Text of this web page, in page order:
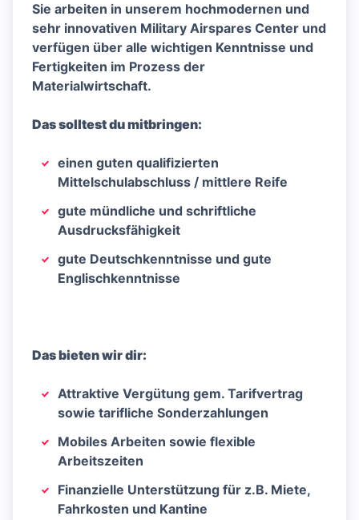
Sie arbeiten in unserem hochmodernen und
sehr innovativen Military Airspares Center und
verfügen über alle wichtigen Kenntnisse und
Fertigkeiten im Prozess der
Materialwirtschaft.
Das solltest du mitbringen:
einen guten qualifizierten
Mittelschulabschluss / mittlere Reife
gute mündliche und schriftliche
Ausdrucksfähigkeit
gute Deutschkenntnisse und gute
Englischkenntnisse
Das bieten wir dir:
Attraktive Vergütung gem. Tarifvertrag
sowie tarifliche Sonderzahlungen
Mobiles Arbeiten sowie flexible
Arbeitszeiten
Finanzielle Unterstützung für z.B. Miete,
Fahrkosten und Kantine